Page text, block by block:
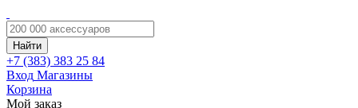
Найти
+7 (383) 383 25 84
Вход Магазины
Корзина
Мой заказ